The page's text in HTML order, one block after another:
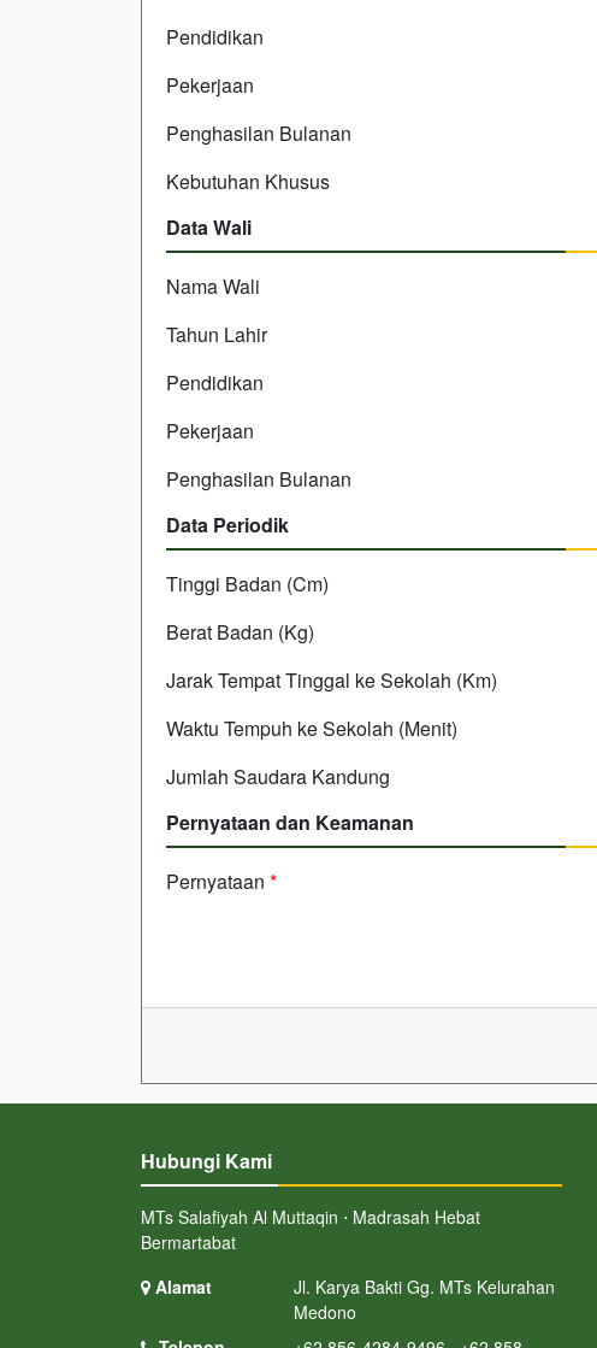
Pendidikan
Pekerjaan
Penghasilan Bulanan
Kebutuhan Khusus
Data Wali
Nama Wali
Tahun Lahir
Pendidikan
Pekerjaan
Penghasilan Bulanan
Data Periodik
Tinggi Badan (Cm)
Berat Badan (Kg)
Jarak Tempat Tinggal ke Sekolah (Km)
Waktu Tempuh ke Sekolah (Menit)
Jumlah Saudara Kandung
Pernyataan dan Keamanan
Pernyataan *
Hubungi Kami
MTs Salafiyah Al Muttaqin ⋅ Madrasah Hebat
Bermartabat
Alamat
Jl. Karya Bakti Gg. MTs Kelurahan
Medono